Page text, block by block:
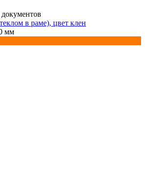
в раме), цвет клен
мм